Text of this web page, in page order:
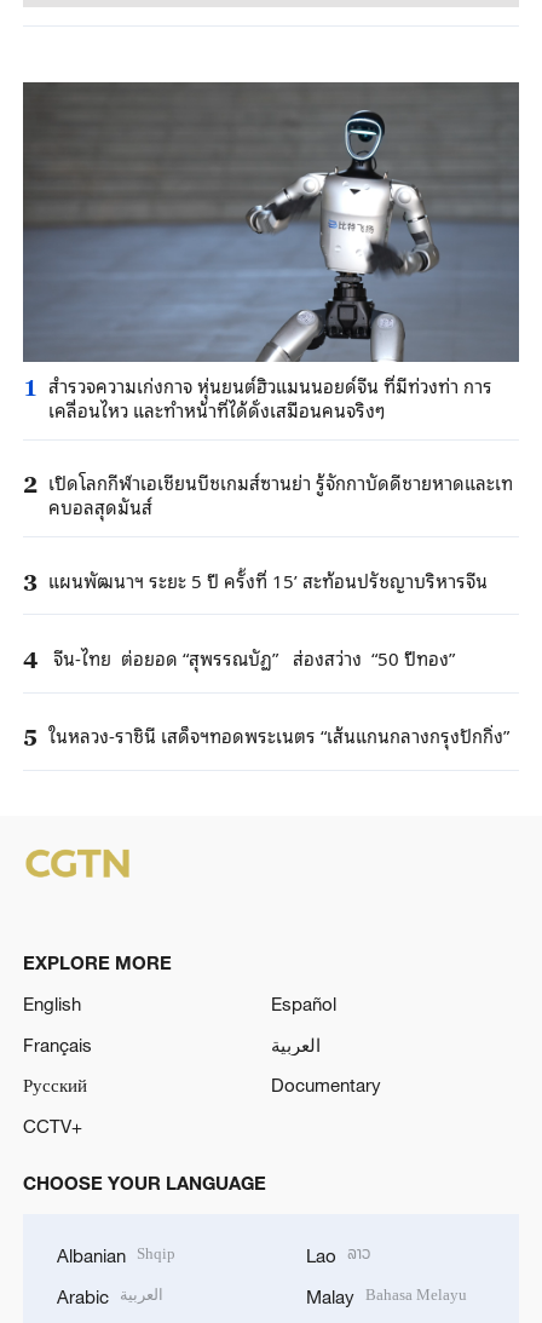
1 สำรวจความเก่งกาจ หุ่นยนต์ฮิวแมนนอยด์จีน ที่มีท่วงท่า การ
เคลื่อนไหว และทำหน้าที่ได้ดั่งเสมือนคนจริงๆ
2 เปิดโลกกีฬาเอเชียนบีชเกมส์ซานย่า รู้จักกาบัดดีชายหาดและเท
คบอลสุดมันส์
3 แผนพัฒนาฯ ระยะ 5 ปี ครั้งที่ 15’ สะท้อนปรัชญาบริหารจีน
4 จีน-ไทย ต่อยอด “สุพรรณบัฏ” ส่องสว่าง “50 ปีทอง”
5 ในหลวง-ราชินี เสด็จฯทอดพระเนตร “เส้นแกนกลางกรุงปักกิ่ง”
EXPLORE MORE
English
Español
Français
العربية
Русский
Documentary
CCTV+
CHOOSE YOUR LANGUAGE
Albanian Shqip
Arabic العربية
Lao ລາວ
Malay Bahasa Melayu